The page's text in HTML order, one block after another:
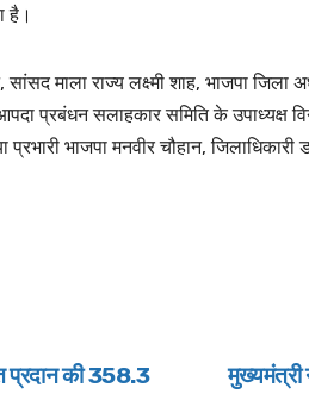
है।
माला राज्य लक्ष्मी शाह, भाजपा जिला
प्रबंधन सलाहकार समिति के उपाध्यक्ष
प्रभारी भाजपा मनवीर चौहान,
मुख्यमंत्री
प्रदान की 358.3